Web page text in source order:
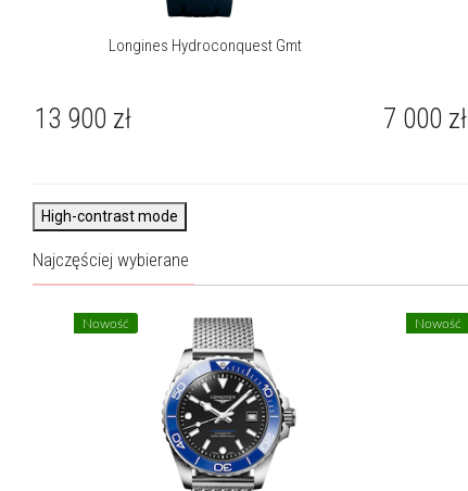
światem sportów wodnych, stworzona z myślą o osobach
aktywnych. Modele te wyróżniają się odważnym designem i
niezawodnością, oferując wodoszczelność do 300 metrów (30
jest w jednokierunkowy obrotowy bezel, zakręcaną koronkę i
dekiel, co zapewnia bezpieczeństwo oraz precyzję w każdych
Longines Hydroconquest Gmt
13 900 zł 7 000 zł
High-contrast mode
Najczęściej wybierane
Nowość Nowość